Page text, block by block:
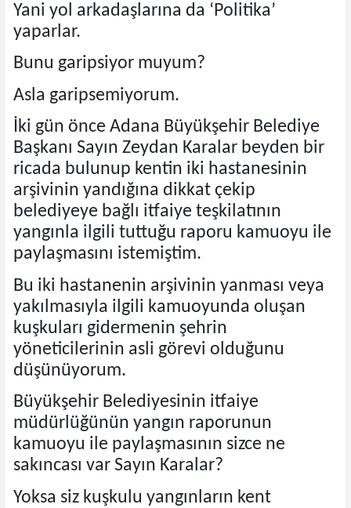
Yani yol arkadaşlarına da ‘Politika’
yaparlar.
Bunu garipsiyor muyum?
Asla garipsemiyorum.
İki gün önce Adana Büyükşehir Belediye
Başkanı Sayın Zeydan Karalar beyden bir
ricada bulunup kentin iki hastanesinin
arşivinin yandığına dikkat çekip
belediyeye bağlı itfaiye teşkilatının
yangınla ilgili tuttuğu raporu kamuoyu ile
paylaşmasını istemiştim.
Bu iki hastanenin arşivinin yanması veya
yakılmasıyla ilgili kamuoyunda oluşan
kuşkuları gidermenin şehrin
yöneticilerinin asli görevi olduğunu
düşünüyorum.
Büyükşehir Belediyesinin itfaiye
müdürlüğünün yangın raporunun
kamuoyu ile paylaşmasının sizce ne
sakıncası var Sayın Karalar?
Yoksa siz kuşkulu yangınların kent